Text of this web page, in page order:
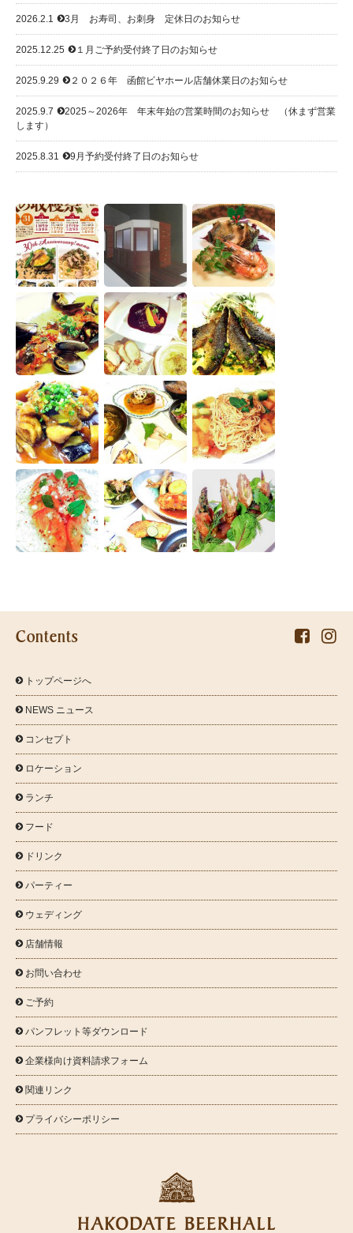
2026.2.1 3月 お寿司、お刺身 定休日のお知らせ
2025.12.25  １月ご予約受付終了日のお知らせ
2025.9.29  ２０２６年 函館ビヤホール店舗休業日のお知らせ
2025.9.7 2025～2026年 年末年始の営業時間のお知らせ （休まず営業
します）
2025.8.31 9月予約受付終了日のお知らせ
Contents  
 トップページへ
 NEWS ニュース
 コンセプト
 ロケーション
 ランチ
 フード
 ドリンク
 パーティー
 ウェディング
 店舗情報
 お問い合わせ
 ご予約
 パンフレット等ダウンロード
 企業様向け資料請求フォーム
 関連リンク
 プライバシーポリシー